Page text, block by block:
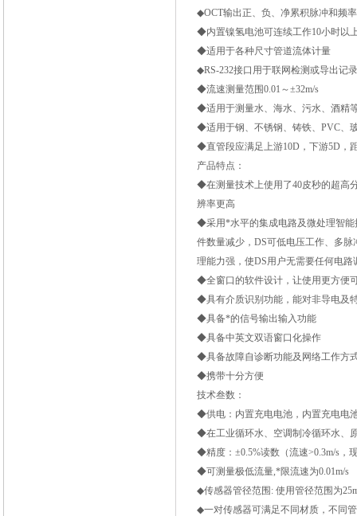
◆OCT输出正、负、净累积脉冲和频
◆内置镍氢电池可连续工作10小时以
◆适用于各种尺寸管道流体计量
◆RS-232接口用于联网检测或导出记
◆流速测量范围0.01～±32m/s
◆适用于测量水、海水、污水、酒精
◆适用于钢、不锈钢、铸铁、PVC、
◆直管段应满足上游10D，下游5D，
产品特点：
◆在测量技术上使用了40皮秒的超高
辨率更高
◆采用*水平的集成电路及微处理智能
件数量减少，DS可低电压工作、多
理能力强，使DS用户无需要任何电路
◆全窗口的软件设计，让使用更方便
◆具有介质识别功能，能对非导电及
◆具备*的信号输出输入功能
◆具备中英文双语窗口化操作
◆具备故障自诊断功能及网络工作方
◆携带十分方便
技术叁数：
◆供电：内置充电电池，内置充电电
◆在工业循环水、空调制冷循环水、
◆精度：±0.5%读数（流速>0.3m/s，
◆可测量极低流量,*限流速为0.01m/s
◆传感器管径范围: 使用管径范围为
◆一对传感器可满足不同材质，不同